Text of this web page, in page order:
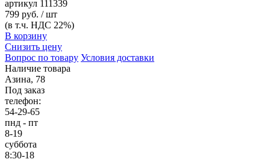
артикул 111339
799 руб. / шт
(в т.ч. НДС 22%)
В корзину
Снизить цену
Вопрос по товару Условия доставки
Наличие товара
Азина, 78
Под заказ
телефон:
54-29-65
пнд - пт
8-19
суббота
8:30-18